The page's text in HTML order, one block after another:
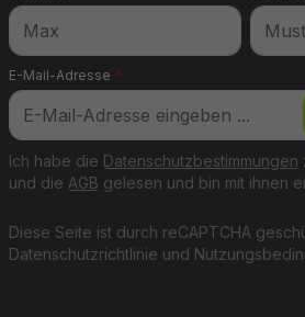
E-Mail-Adresse *
Diese Seite ist durch reCAPTCHA
Datenschutzrichtlinie und
Ich habe die Datenschutzbestimmungen
und die AGB gelesen und bin mit ihnen